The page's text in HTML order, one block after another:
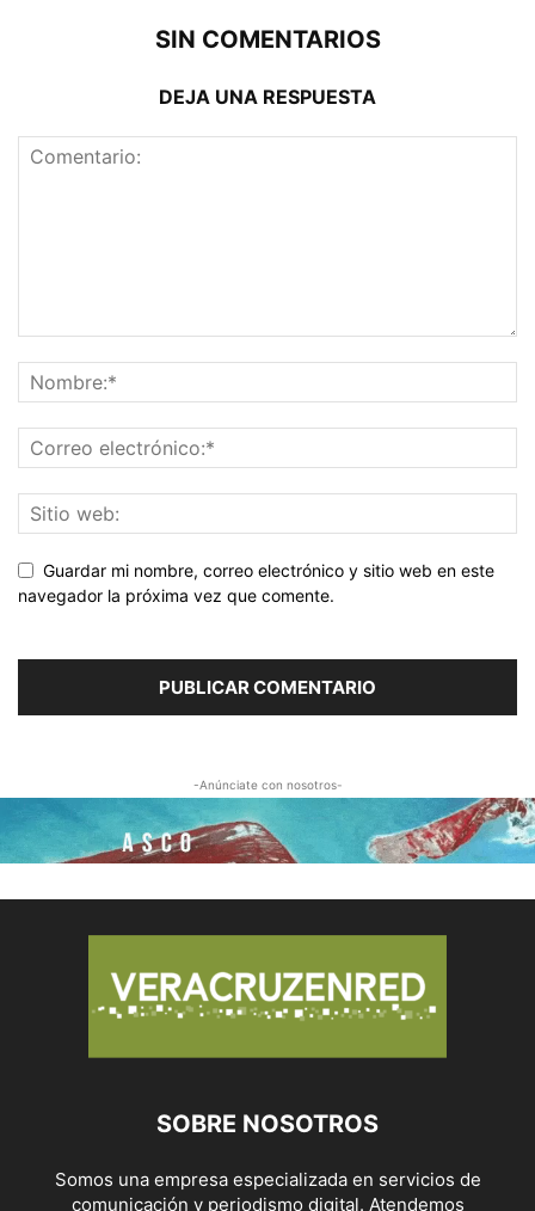
SIN COMENTARIOS
DEJA UNA RESPUESTA
Guardar mi nombre, correo electrónico y sitio web en este
navegador la próxima vez que comente.
-Anúnciate con nosotros-
SOBRE NOSOTROS
Somos una empresa especializada en servicios de
comunicación y periodismo digital. Atendemos